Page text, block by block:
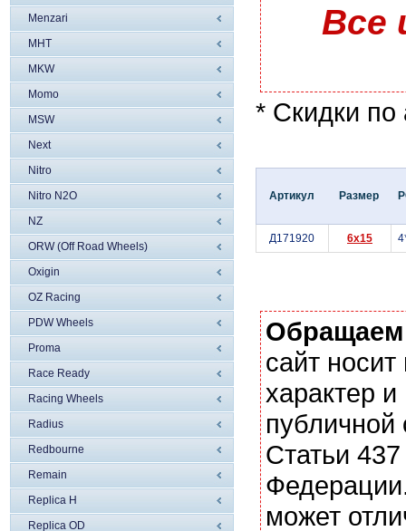
Menzari
MHT
MKW
Momo
MSW
Next
Nitro
Nitro N2O
NZ
ORW (Off Road Wheels)
Oxigin
OZ Racing
PDW Wheels
Proma
Race Ready
Racing Wheels
Radius
Redbourne
Remain
Replica H
Replica OD
Все
* Скидки по
Артикул Размер
Д171920 6x15
сайт
характер
Статьи
может